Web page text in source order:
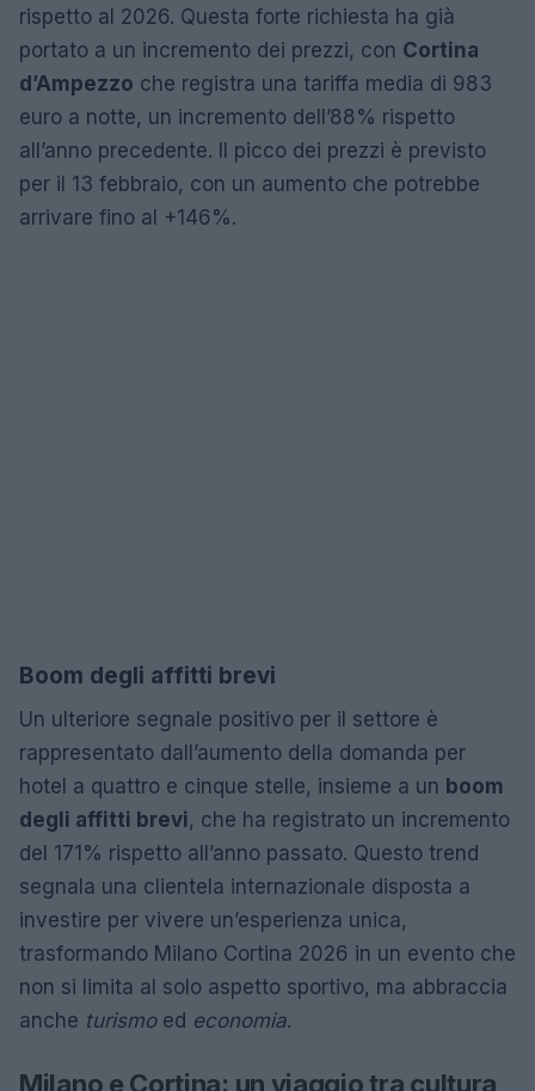
rispetto al 2026. Questa forte richiesta ha già
portato a un incremento dei prezzi, con Cortina
d’Ampezzo che registra una tariffa media di 983
euro a notte, un incremento dell’88% rispetto
all’anno precedente. Il picco dei prezzi è previsto
per il 13 febbraio, con un aumento che potrebbe
arrivare fino al +146%.
Boom degli affitti brevi
Un ulteriore segnale positivo per il settore è
rappresentato dall’aumento della domanda per
hotel a quattro e cinque stelle, insieme a un boom
degli affitti brevi, che ha registrato un incremento
del 171% rispetto all’anno passato. Questo trend
segnala una clientela internazionale disposta a
investire per vivere un’esperienza unica,
trasformando Milano Cortina 2026 in un evento che
non si limita al solo aspetto sportivo, ma abbraccia
anche turismoed economia.
Milano e Cortina: un viaggio tra cultura